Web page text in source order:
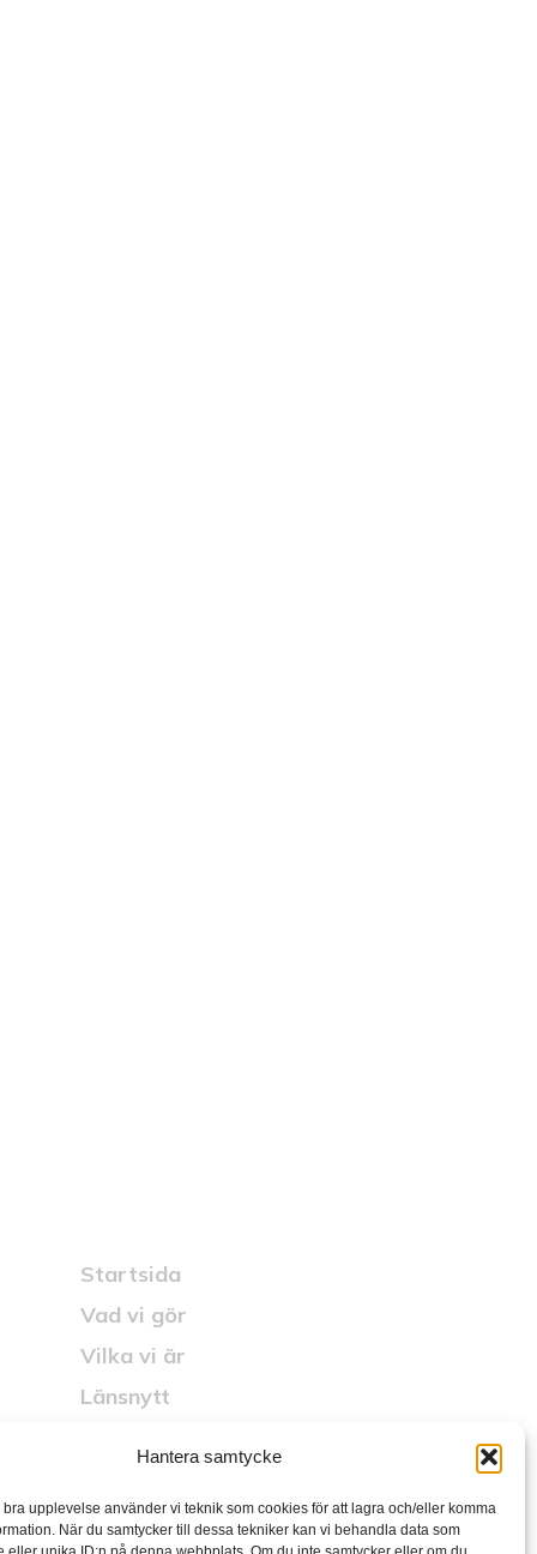
Hantera samtycke
bra upplevelse använder vi teknik som cookies för att lagra och/eller komma
När du samtycker till dessa tekniker kan vi behandla data som
Startsida
Vad vi gör
Vilka vi är
Länsnytt
Media